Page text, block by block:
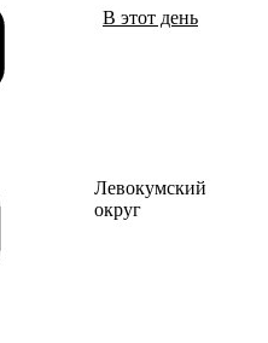
В этот день
Левокумский
округ